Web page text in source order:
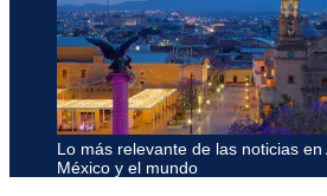
Lo más relevante de las noticias en
México y el mundo